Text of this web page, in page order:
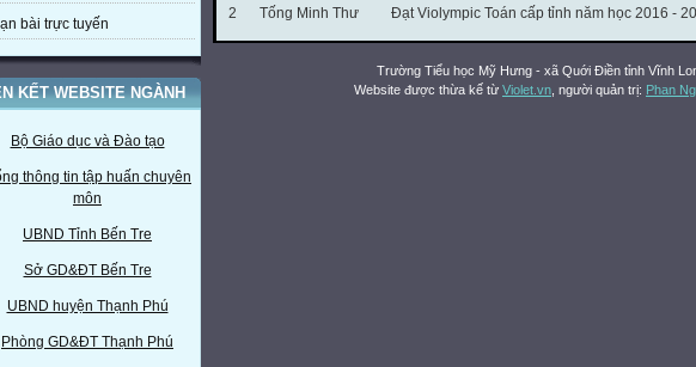
bài trực tuyến
KẾT WEBSITE NGÀNH
Bộ Giáo dục và Đào tạo
thông tin tập huấn chuyên
môn
UBND Tỉnh Bến Tre
Sở GD&ĐT Bến Tre
UBND huyện Thạnh Phú
Phòng GD&ĐT Thạnh Phú
2
Tống Minh Thư Đạt Violympic Toán cấp tỉnh năm học 2016 -
Trường Tiểu học Mỹ Hưng - xã Quới Điền tỉnh Vĩnh
Website được thừa kế từ Violet.vn , người quản trị: Phan